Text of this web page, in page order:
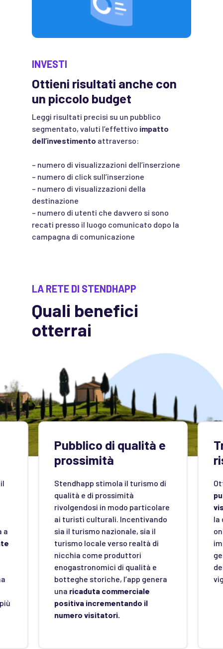
INVESTI
Ottieni risultati anche con
un piccolo budget
Leggi risultati precisi su un pubblico
segmentato, valuti l’effettivo impatto
dell’investimento attraverso:
– numero di visualizzazioni dell’inserzione
– numero di click sull’inserzione
– numero di visualizzazioni della
destinazione
– numero di utenti che davvero si sono
recati presso il luogo comunicato dopo la
campagna di comunicazione
LA RETE DI STENDHAPP
Quali benefici
otterrai
a
Pubblico di qualità e
prossimità
Stendhapp stimola il turismo di
qualità e di prossimità
rivolgendosi in modo particolare
ai turisti culturali. Incentivando
sia il turismo nazionale, sia il
turismo locale verso realtà di
nicchia come produttori
enogastronomici di qualità e
botteghe storiche, l’app genera
una ricaduta commerciale
positiva incrementando il
numero visitatori.
la